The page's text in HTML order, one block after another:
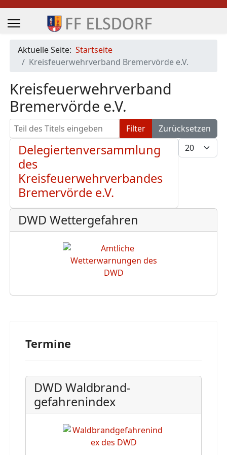
Aktuelle Seite: Startseite
Kreisfeuerwehrverband Bremervörde e.V.
Kreisfeuerwehrverband
Bremervörde e.V.
Teil des Titels eingeben Filter
Zurücksetzen
Anzeige #
Delegiertenversammlung
des
Kreisfeuerwehrverbandes
Bremervörde e.V.
DWD Wettergefahren
Termine
DWD Waldbrand-
gefahrenindex